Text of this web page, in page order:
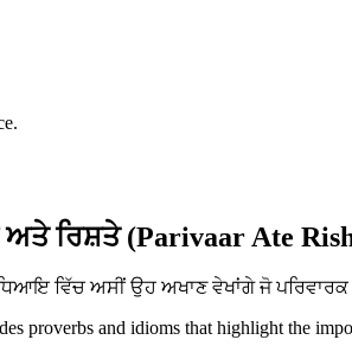
ਅਤੇ ਰਿਸ਼ਤੇ (Parivaar Ate
ਵਿੱਚ ਅਸੀਂ ਉਹ ਅਖਾਣ ਵੇਖਾਂਗੇ ਜੋ
proverbs and idioms that highlight the